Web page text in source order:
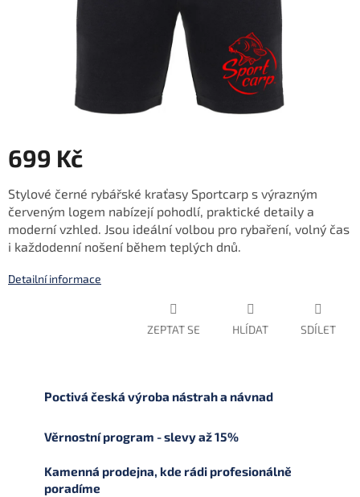
699 Kč
cena:
Stylové černé rybářské kraťasy Sportcarp s výrazným
červeným logem nabízejí pohodlí, praktické detaily a
moderní vzhled. Jsou ideální volbou pro rybaření, volný čas
i každodenní nošení během teplých dnů.
Detailní informace
ZEPTAT SE HLÍDAT SDÍLET
Poctivá česká výroba nástrah a návnad
Věrnostní program - slevy až 15%
Kamenná prodejna, kde rádi profesionálně
poradíme